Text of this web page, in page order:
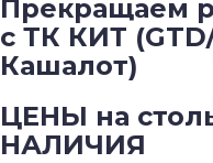
Прекращаем
с ТК КИТ
Кашалот)
ЦЕНЫ на
НАЛИЧИЯ